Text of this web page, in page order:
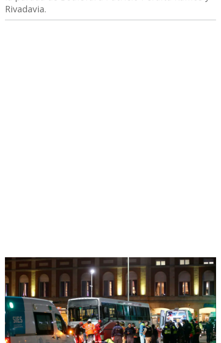
Rivadavia.